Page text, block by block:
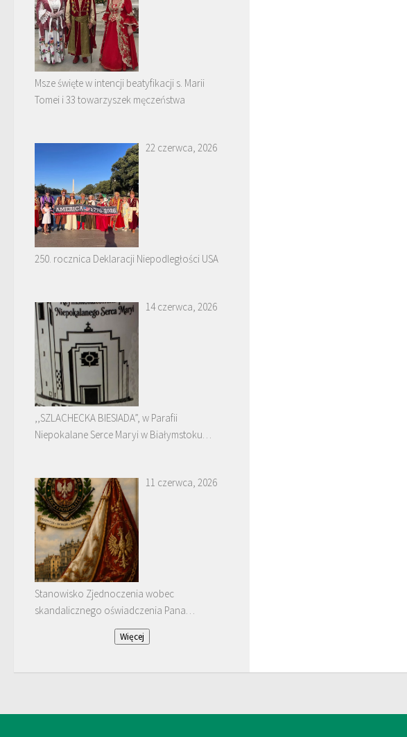
Msze święte w intencji beatyfikacji s. Marii
Tomei i 33 towarzyszek męczeństwa
22 czerwca, 2026
250. rocznica Deklaracji Niepodległości USA
14 czerwca, 2026
,,SZLACHECKA BIESIADA”, w Parafii
Niepokalane Serce Maryi w Białymstoku
11 czerwca, 2026
Stanowisko Zjednoczenia wobec
skandalicznego oświadczenia Pana
Januarego Bątkiewicza
Więcej